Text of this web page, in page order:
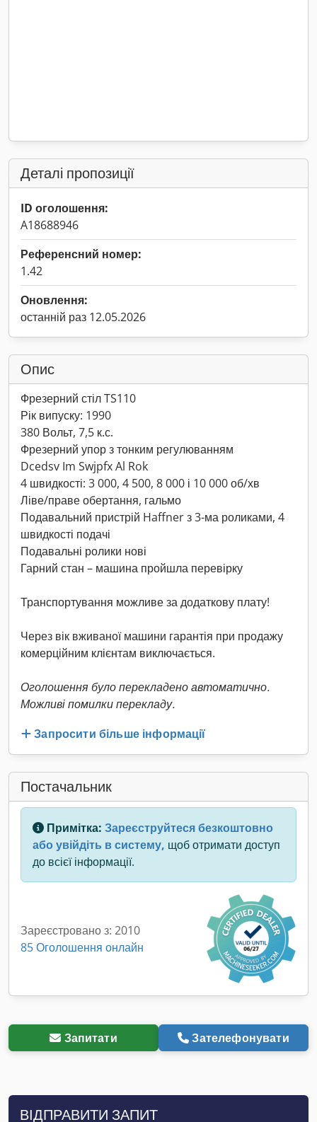
Деталі пропозиції
ID оголошення:
A18688946
Референсний номер:
1.42
Оновлення:
останній раз 12.05.2026
Опис
Фрезерний стіл TS110
Рік випуску: 1990
380 Вольт, 7,5 к.с.
Фрезерний упор з тонким регулюванням
Dcedsv Im Swjpfx Al Rok
4 швидкості: 3 000, 4 500, 8 000 і 10 000 об/хв
Ліве/праве обертання, гальмо
Подавальний пристрій Haffner з 3-ма роликами, 4
швидкості подачі
Подавальні ролики нові
Гарний стан – машина пройшла перевірку
Транспортування можливе за додаткову плату!
Через вік вживаної машини гарантія при продажу
комерційним клієнтам виключається.
Оголошення було перекладено автоматично.
Можливі помилки перекладу.
Запросити більше інформації
Постачальник
Примітка: Зареєструйтеся безкоштовно
або увійдіть в систему, щоб отримати доступ
до всієї інформації.
Зареєстровано з: 2010
85 Оголошення онлайн
Запитати Зателефонувати
ВІДПРАВИТИ ЗАПИТ